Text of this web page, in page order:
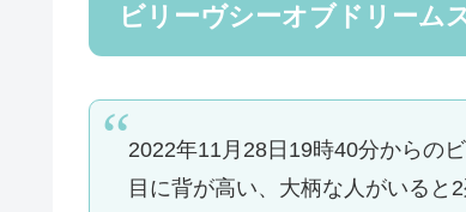
ビリーヴシーオブドリーム
2022年11月28日19時40分からの
目に背が高い、大柄な人がいると